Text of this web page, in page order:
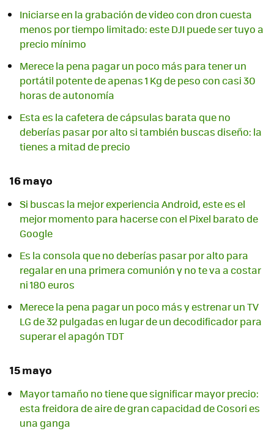
Iniciarse en la grabación de video con dron cuesta
menos por tiempo limitado: este DJI puede ser tuyo a
precio mínimo
Merece la pena pagar un poco más para tener un
portátil potente de apenas 1 Kg de peso con casi 30
horas de autonomía
Esta es la cafetera de cápsulas barata que no
deberías pasar por alto si también buscas diseño: la
tienes a mitad de precio
16 mayo
Si buscas la mejor experiencia Android, este es el
mejor momento para hacerse con el Pixel barato de
Google
Es la consola que no deberías pasar por alto para
regalar en una primera comunión y no te va a costar
ni 180 euros
Merece la pena pagar un poco más y estrenar un TV
LG de 32 pulgadas en lugar de un decodificador para
superar el apagón TDT
15 mayo
Mayor tamaño no tiene que significar mayor precio:
esta freidora de aire de gran capacidad de Cosori es
una ganga